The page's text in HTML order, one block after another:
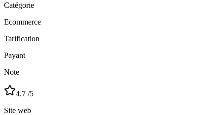
Catégorie
Ecommerce
Tarification
Payant
Note
4.7 /5
Site web